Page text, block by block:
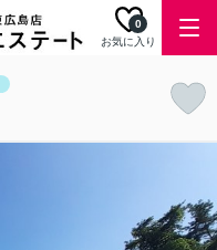
お気に入り
0